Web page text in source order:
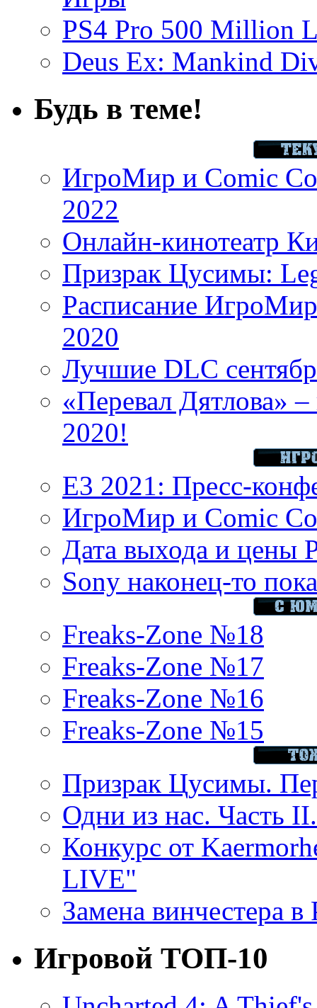
PS4 Pro 500 Million
Deus Ex: Mankind
Будь в теме!
ИгроМир и Comic
2022
Онлайн-кинотеатр
Призрак Цусимы:
Расписание
2020
Лучшие DLC
«Перевал Дятлова»
2020!
E3 2021: Пресс-
ИгроМир и Comic
Дата выхода и цены
Sony наконец-то
Freaks-Zone №18
Freaks-Zone №17
Freaks-Zone №16
Freaks-Zone №15
Призрак Цусимы.
Одни из нас. Часть
Конкурс от
LIVE"
Замена винчестера
Игровой ТОП-10